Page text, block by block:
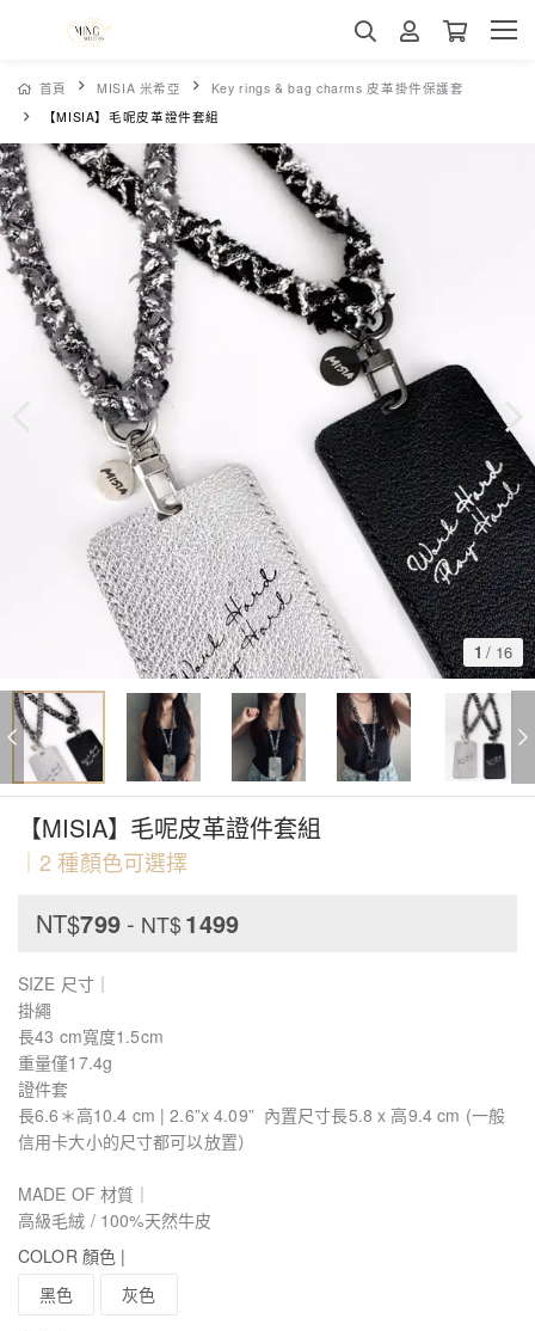
首頁 MISIA 米希亞
Key rings & bag charms 皮革掛件保護套
【MISIA】毛呢皮革證件套組
1 / 16
【MISIA】毛呢皮革證件套組
｜2 種顏色可選擇
NT$799 - NT$1499
SIZE 尺寸｜
掛繩
長43 cm寬度1.5cm
重量僅17.4g
證件套
長6.6＊高10.4 cm | 2.6”x 4.09” 內置尺寸長5.8 x 高9.4 cm (一般
信用卡大小的尺寸都可以放置）
MADE OF 材質｜
高級毛絨 / 100%天然牛皮
COLOR 顏色 |
黑色
灰色